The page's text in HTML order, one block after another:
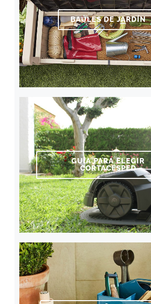
BAÚLES DE JARDÍN
GUÍA PARA ELEGIR
CORTACÉSPED